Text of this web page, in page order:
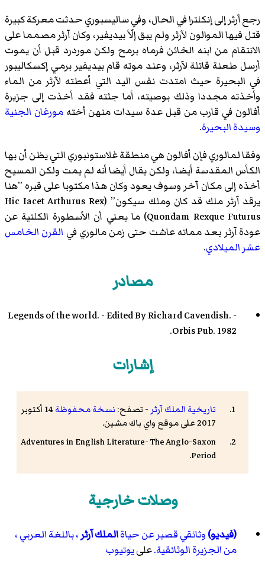
رجع آرثر إلى إنكلترا في الحال، وفي ساليسبوري حدثت معركة كبيرة
قتل فيها الموالون لآرثر ولم يبق إلّأ بيديفير، وكان آرثر مصمما على
الانتقام من ابنه الخائن فرماه برمح ولكن موردرد قبل أن يموت
أرسل طعنة قاتلة لآرثر، وعند موته قام بيديفير برمي إكسكاليبور
في البحيرة حيث امتدت نفس اليد التي أعطته لآرثر من الماء
وأخذته مجددا وذلك بوصيته، أما جثته فقد أخذت إلى جزيرة
أفالون في قارب من قبل عدة سيدات منهن أختهمورغان الجنية
وسيدة البحيرة.
وفقا لمالوري فإن أفالون هي منطقةغلاستونبوريالتي يظن أن بها
الكأس المقدسة أيضا، ولكن يقال أيضا أنه لم يمت ولكن المسيح
أخذه إلى مكان آخر وسوف يعود وكان هذا مكتوبا على قبره ’’هنا
يرقد آرثر ملك قد كان وملك سيكون’’ (Hic Iacet Arthurus Rex
Quondam Rexque Futurus) ما يعني أن الأسطورة الكلتية عن
عودة آرثر بعد مماته عاشت حتى زمن مالوري في القرن الخامس
عشر الميلادي.
مصادر
Legends of the world. - Edited By Richard Cavendish. -
Orbis Pub. 1982.
إشارات
تاريخية الملك آرثر - تصفح: نسخة محفوظة
14 أكتوبر
2017 على موقع واي باك مشين.
Adventures in English Literature- The Anglo-Saxon
Period.
وصلات خارجية
(فيديو)وثائقي قصير عن حياةالملك آرثر، باللغة العربي ،
من الجزيرة الوثائقية.علىيوتيوب